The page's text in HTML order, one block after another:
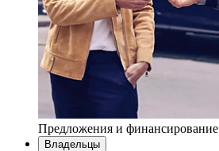
Предложения и финансирование
Владельцы